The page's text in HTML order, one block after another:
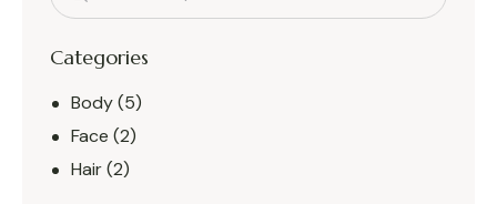
Categories
Body(5)
Face (2)
Hair(2)